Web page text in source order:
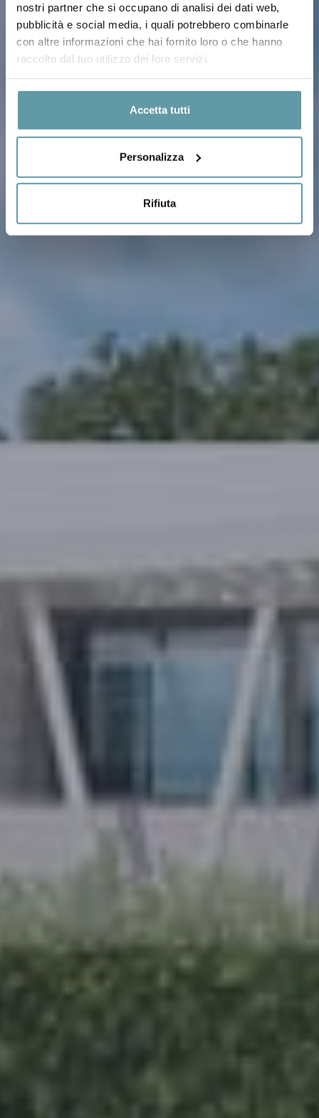
nostri partner che si occupano di analisi dei dati web,
pubblicità e social media, i quali potrebbero combinarle
con altre informazioni che hai fornito loro o che hanno
raccolto dal tuo utilizzo dei loro servizi.
Accetta tutti
Personalizza
Rifiuta
BLU SECRET